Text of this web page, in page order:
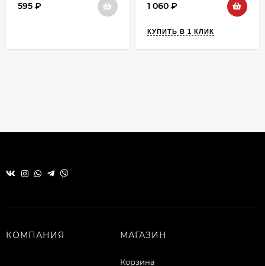
595 ₽ 1 060 ₽
КУПИТЬ В 1 КЛИК
КОМПАНИЯ МАГАЗИН
Корзина